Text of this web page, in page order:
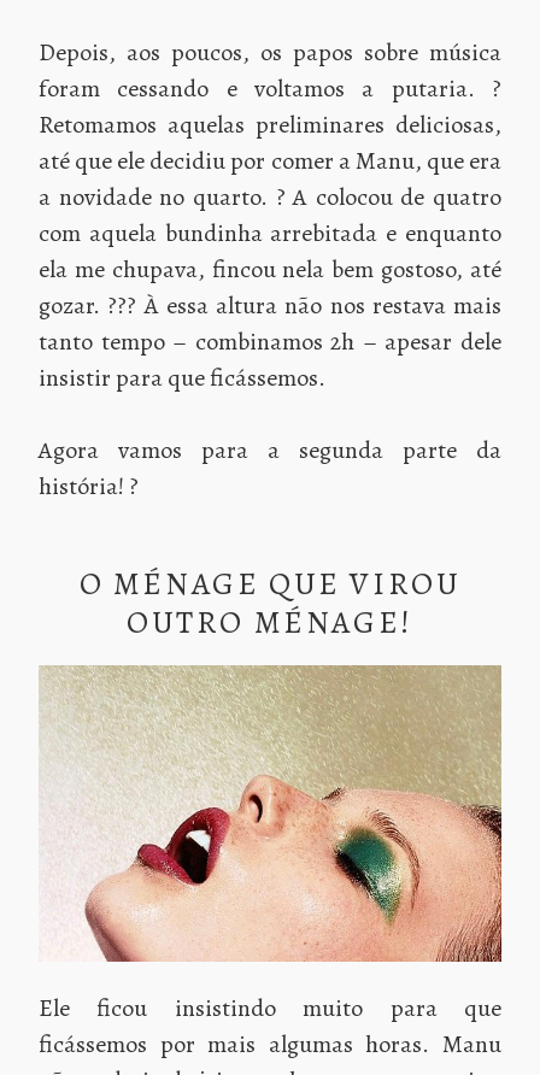
Depois, aos poucos, os papos sobre música
foram cessando e voltamos a putaria. ?
Retomamos aquelas preliminares deliciosas,
até que ele decidiu por comer a Manu, que era
a novidade no quarto. ? A colocou de quatro
com aquela bundinha arrebitada e enquanto
ela me chupava, fincou nela bem gostoso, até
gozar. ??? À essa altura não nos restava mais
tanto tempo – combinamos 2h – apesar dele
insistir para que ficássemos.
Agora vamos para a segunda parte da
história! ?
O MÉNAGE QUE VIROU
OUTRO MÉNAGE!
Ele ficou insistindo muito para que
ficássemos por mais algumas horas. Manu